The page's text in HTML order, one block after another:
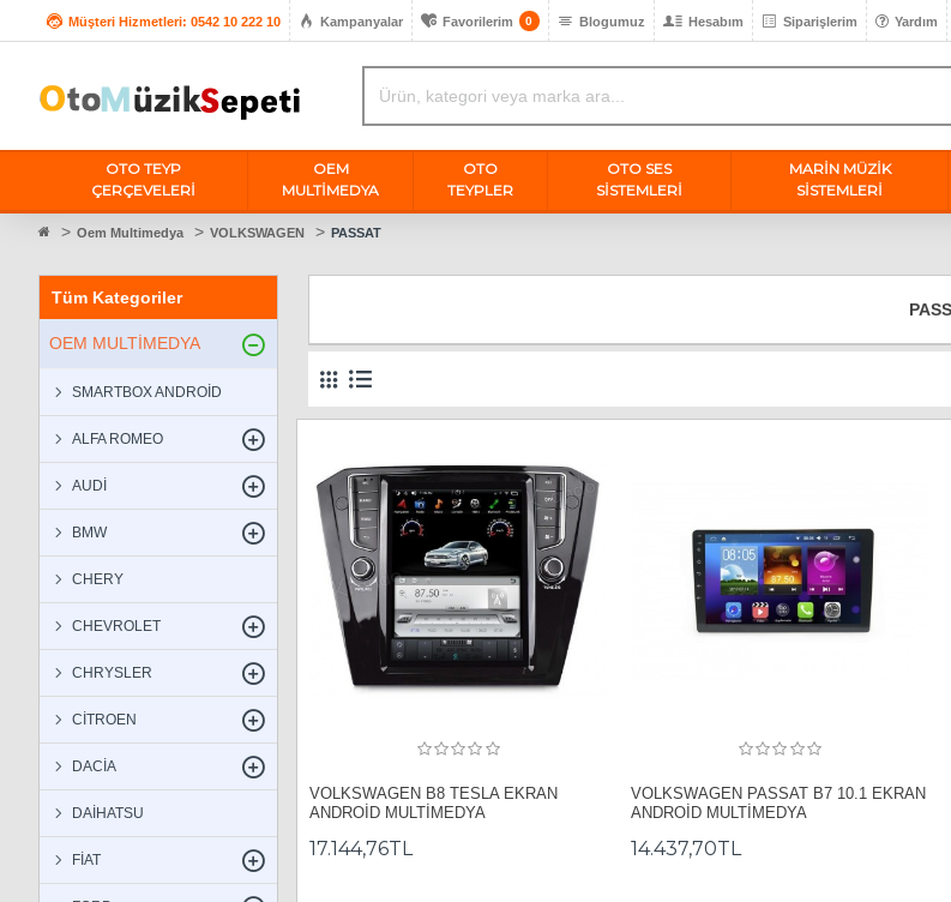
Müşteri Hizmetleri: 0542 10 222 10 Kampanyalar Favorilerim 0 Blogumuz Hesabım Siparişlerim Yardım
OTO TEYP
ÇERÇEVELERİ
OEM
MULTIMEDYA
OTO
TEYPLER
OTO SES
SISTEMLERI
MARİN MÜZİK
SİSTEMLERİ
Oem Multimedya VOLKSWAGEN PASSAT
Tüm Kategoriler
OEM MULTİMEDYA
SMARTBOX ANDROİD
ALFA ROMEO
AUDİ
BMW
CHERY
CHEVROLET
CHRYSLER
CİTROEN
DACİA
DAİHATSU
FİAT
VOLKSWAGEN B8 TESLA EKRAN
ANDROİD MULTİMEDYA
17.144,76TL
VOLKSWAGEN PASSAT B7 10.1 EKRAN
ANDROİD MULTİMEDYA
14.437,70TL